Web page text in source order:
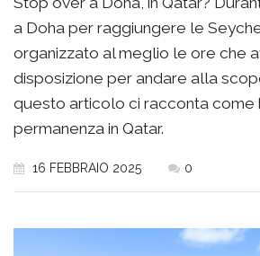
a Doha per raggiungere le
organizzato al meglio le ore che
disposizione per andare alla
questo articolo ci racconta come
permanenza in Qatar.
16 FEBBRAIO 2025 0